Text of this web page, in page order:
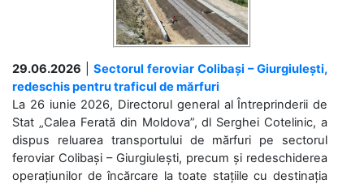
29.06.2026
Sectorul feroviar Colibași – Giurgiulești,
redeschis pentru traficul de mărfuri
La 26 iunie 2026, Directorul general al Întreprinderii de
Stat „Calea Ferată din Moldova”, dl Serghei Cotelinic, a
dispus reluarea transportului de mărfuri pe sectorul
feroviar Colibași – Giurgiulești, precum și redeschiderea
operațiunilor de încărcare la toate stațiile cu destinația